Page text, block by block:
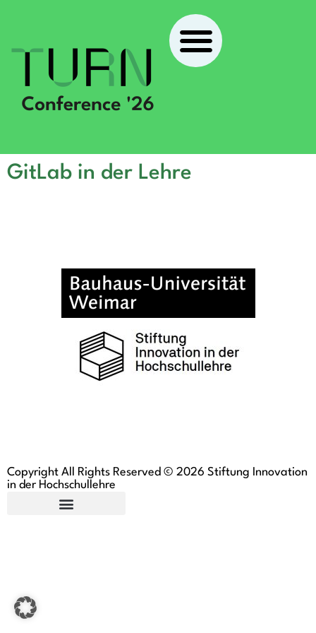
GitLab in der Lehre
Copyright All Rights Reserved © 2026 Stiftung Innovation
in der Hochschullehre